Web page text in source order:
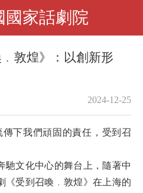
國家話劇院
敦煌》：以創新形
2024-12-25
下我們頑固的責任，受到召
文化中心的舞台上，隨著中
《受到召喚﹒敦煌》在上海的